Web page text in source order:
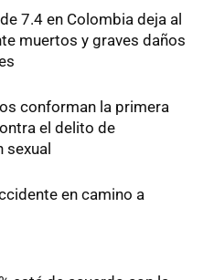
7.4 en Colombia deja al
muertos y graves daños
conforman la primera
el delito de
sexual
en camino a